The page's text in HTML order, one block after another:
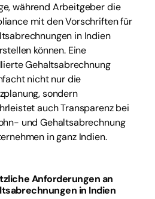
während Arbeitgeber die
mit den Vorschriften für
in Indien
können. Eine
Gehaltsabrechnung
nicht nur die
sondern
auch Transparenz bei
und Gehaltsabrechnung
in ganz Indien.
Anforderungen an
in Indien